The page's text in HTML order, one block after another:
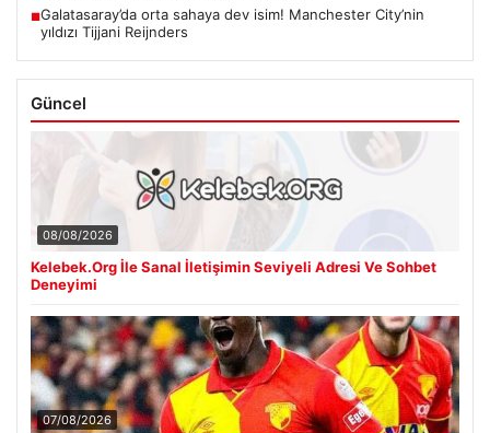
■Galatasaray’da orta sahaya dev isim! Manchester City’nin
yıldızı Tijjani Reijnders
Güncel
08/08/2026
Kelebek.Org İle Sanal İletişimin Seviyeli Adresi Ve Sohbet
Deneyimi
07/08/2026